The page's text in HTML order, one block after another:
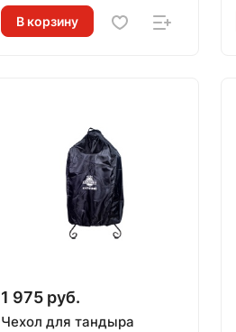
В корзину
1 975 руб.
Чехол для тандыра